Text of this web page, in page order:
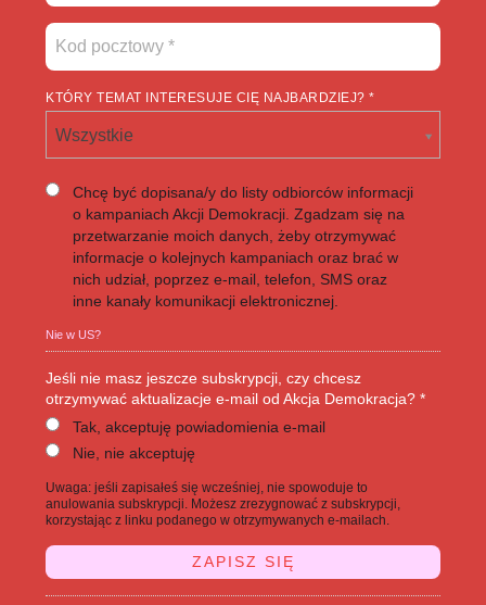
KTÓRY TEMAT INTERESUJE CIĘ NAJBARDZIEJ? *
Wszystkie
Chcę być dopisana/y do listy odbiorców informacji
o kampaniach Akcji Demokracji. Zgadzam się na
przetwarzanie moich danych, żeby otrzymywać
informacje o kolejnych kampaniach oraz brać w
nich udział, poprzez e-mail, telefon, SMS oraz
inne kanały komunikacji elektronicznej.
Nie wUS?
Jeśli nie masz jeszcze subskrypcji, czy chcesz
otrzymywać aktualizacje e-mail od Akcja Demokracja? *
Tak, akceptuję powiadomienia e-mail
Nie, nie akceptuję
Uwaga: jeśli zapisałeś się wcześniej, nie spowoduje to
anulowania subskrypcji. Możesz zrezygnować z subskrypcji,
korzystając z linku podanego w otrzymywanych e-mailach.